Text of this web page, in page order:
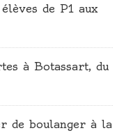
de P1 aux
à Botassart, du
de boulanger à la